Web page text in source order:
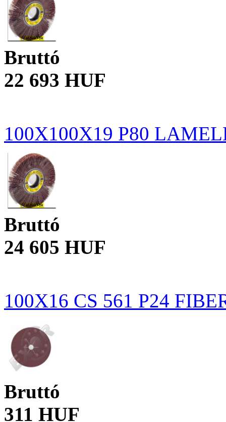
Bruttó
22 693 HUF
100X100X19 P80
Bruttó
24 605 HUF
100X16 CS 561 P24
Bruttó
311 HUF